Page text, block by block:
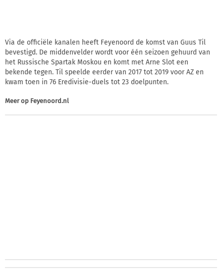
Via de officiële kanalen heeft Feyenoord de komst van Guus Til
bevestigd. De middenvelder wordt voor één seizoen gehuurd van
het Russische Spartak Moskou en komt met Arne Slot een
bekende tegen. Til speelde eerder van 2017 tot 2019 voor AZ en
kwam toen in 76 Eredivisie-duels tot 23 doelpunten.
Meer op Feyenoord.nl